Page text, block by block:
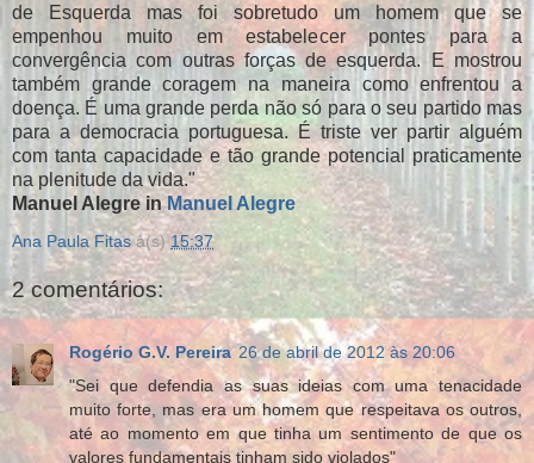
de Esquerda mas foi sobretudo um homem que se
empenhou muito em estabelecer pontes para a
convergência com outras forças de esquerda. E mostrou
também grande coragem na maneira como enfrentou a
doença. É uma grande perda não só para o seu partido mas
para a democracia portuguesa. É triste ver partir alguém
com tanta capacidade e tão grande potencial praticamente
na plenitude da vida."
Manuel Alegre inManuel Alegre
Ana Paula Fitas à(s)15:37
2 comentários:
Rogério G.V. Pereira 26 de abril de 2012 às 20:06
"Sei que defendia as suas ideias com uma tenacidade
muito forte, mas era um homem que respeitava os outros,
até ao momento em que tinha um sentimento de que os
valores fundamentais tinham sido violados"